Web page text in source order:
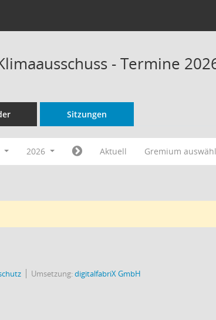
- Termine
Sitzungen
2026 Aktuell Gremium
Umsetzung:digitalfabriX GmbH